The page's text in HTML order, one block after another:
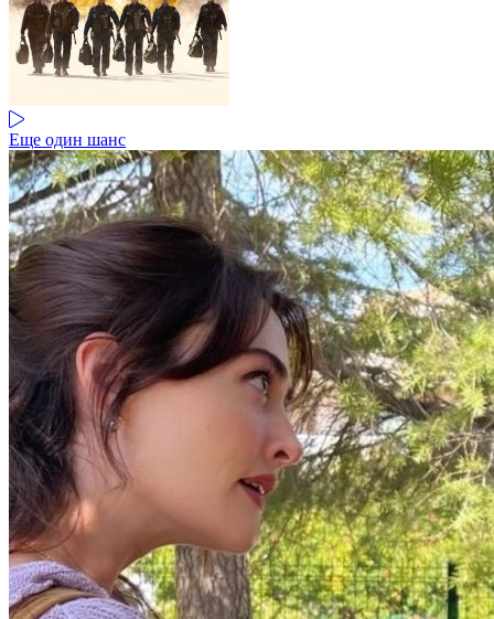
Еще один шанс